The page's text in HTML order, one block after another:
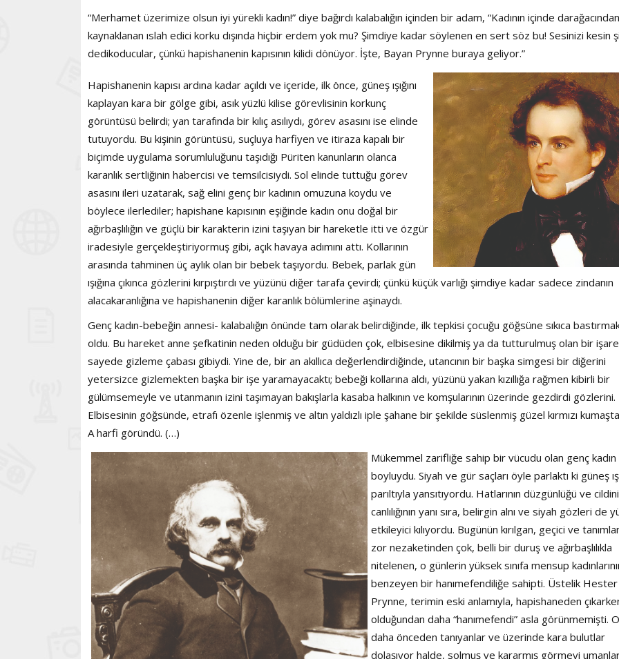
“Merhamet üzerimize olsun iyi yürekli kadın!” diye bağırdı kalabalığın içinden bir adam, “Kadının içinde darağacından
kaynaklanan ıslah edici korku dışında hiçbir erdem yok mu? Şimdiye kadar söylenen en sert söz bu! Sesinizi kesin
dedikoducular, çünkü hapishanenin kapısının kilidi dönüyor. İşte, Bayan Prynne buraya geliyor.”
Hapishanenin kapısı ardına kadar açıldı ve içeride, ilk önce, güneş ışığını
kaplayan kara bir gölge gibi, asık yüzlü kilise görevlisinin korkunç
görüntüsü belirdi; yan tarafında bir kılıç asılıydı, görev asasını ise elinde
tutuyordu. Bu kişinin görüntüsü, suçluya harfiyen ve itiraza kapalı bir
biçimde uygulama sorumluluğunu taşıdığı Püriten kanunların olanca
karanlık sertliğinin habercisi ve temsilcisiydi. Sol elinde tuttuğu görev
asasını ileri uzatarak, sağ elini genç bir kadının omuzuna koydu ve
böylece ilerlediler; hapishane kapısının eşiğinde kadın onu doğal bir
ağırbaşlılığın ve güçlü bir karakterin izini taşıyan bir hareketle itti ve özgür
iradesiyle gerçekleştiriyormuş gibi, açık havaya adımını attı. Kollarının
arasında tahminen üç aylık olan bir bebek taşıyordu. Bebek, parlak gün
ışığına çıkınca gözlerini kırpıştırdı ve yüzünü diğer tarafa çevirdi; çünkü küçük varlığı şimdiye kadar sadece zindanın
alacakaranlığına ve hapishanenin diğer karanlık bölümlerine aşinaydı.
Genç kadın-bebeğin annesi- kalabalığın önünde tam olarak belirdiğinde, ilk tepkisi çocuğu göğsüne sıkıca
oldu. Bu hareket anne şefkatinin neden olduğu bir güdüden çok, elbisesine dikilmiş ya da tutturulmuş olan bir
sayede gizleme çabası gibiydi. Yine de, bir an akıllıca değerlendirdiğinde, utancının bir başka simgesi bir diğerini
yetersizce gizlemekten başka bir işe yaramayacaktı; bebeği kollarına aldı, yüzünü yakan kızıllığa rağmen kibirli bir
gülümsemeyle ve utanmanın izini taşımayan bakışlarla kasaba halkının ve komşularının üzerinde gezdirdi gözlerini.
Elbisesinin göğsünde, etrafı özenle işlenmiş ve altın yaldızlı iple şahane bir şekilde süslenmiş güzel kırmızı
A harfi göründü. (…)
Mükemmel zarifliğe sahip bir vücudu olan genç kadın
boyluydu. Siyah ve gür saçları öyle parlaktı ki güneş
parıltıyla yansıtıyordu. Hatlarının düzgünlüğü ve
canlılığının yanı sıra, belirgin alnı ve siyah gözleri de
etkileyici kılıyordu. Bugünün kırılgan, geçici ve
zor nezaketinden çok, belli bir duruş ve ağırbaşlılıkla
nitelenen, o günlerin yüksek sınıfa mensup
benzeyen bir hanımefendiliğe sahipti. Üstelik Hester
Prynne, terimin eski anlamıyla, hapishaneden
olduğundan daha “hanımefendi” asla görünmemişti.
daha önceden tanıyanlar ve üzerinde kara bulutlar
dolaşıyor halde, solmuş ve kararmış görmeyi